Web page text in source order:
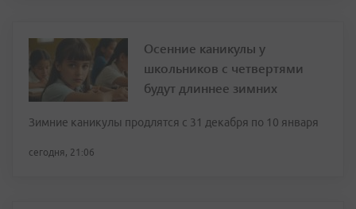
Осенние каникулы у
школьников с четвертями
будут длиннее зимних
Зимние каникулы продлятся с 31 декабря по 10 января
сегодня, 21:06